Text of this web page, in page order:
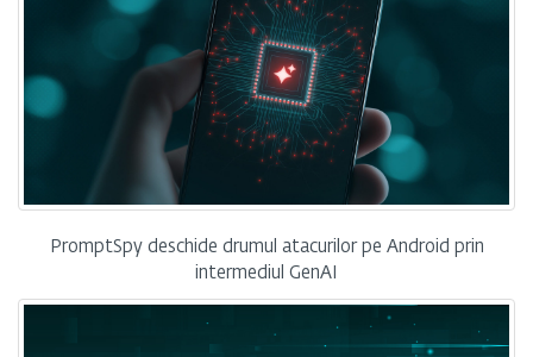
PromptSpy deschide drumul atacurilor pe Android prin
intermediul GenAI